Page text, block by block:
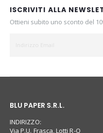
ISCRIVITI ALLA
Ottieni subito uno sconto del
BLU PAPER S.R.L.
INDIRIZZO:
Via P.U. Frasca, Lotti R-Q